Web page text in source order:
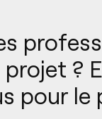
projet ?
pour le